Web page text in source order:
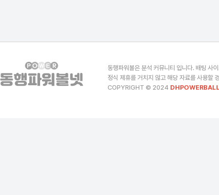
동행파워볼은 분석 커뮤니티 입니다. 배팅 사
정식 제휴를 거치지 않고 해당 자료를 사용할
COPYRIGHT © 2024